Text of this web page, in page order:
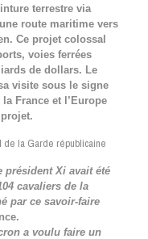
terrestre via
route maritime vers
Ce projet colossal
voies ferrées
de dollars. Le
visite sous le signe
France et l’Europe
de la Garde républicaine
président Xi avait été
cavaliers de la
par ce savoir-faire
a voulu faire un